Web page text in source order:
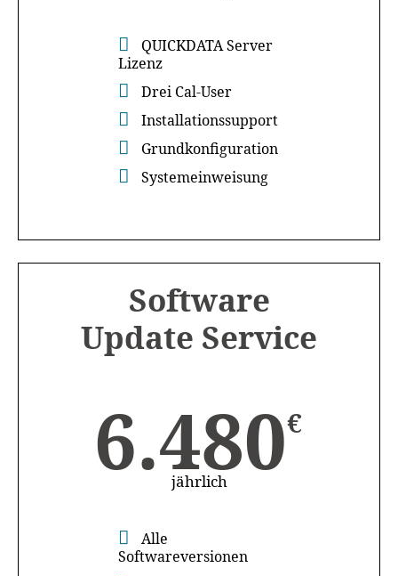
QUICKDATA Server
Lizenz
Drei Cal-User
Installationssupport
Grundkonfiguration
Systemeinweisung
Software
Update Service
6.480€
jährlich
Alle
Softwareversionen